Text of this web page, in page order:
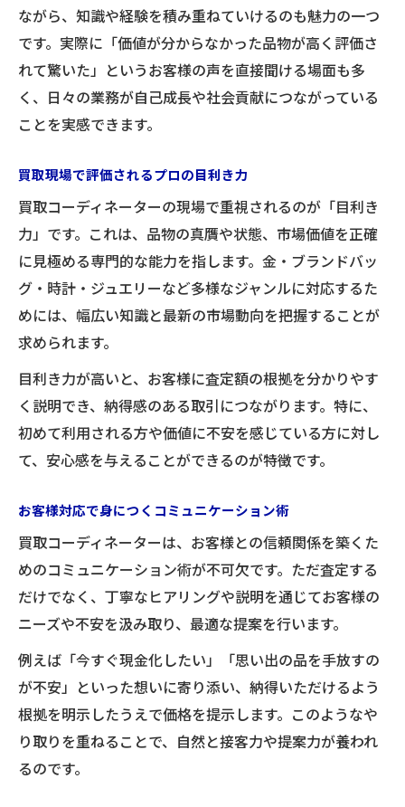
ながら、知識や経験を積み重ねていけるのも魅力の一つ
です。実際に「価値が分からなかった品物が高く評価さ
れて驚いた」というお客様の声を直接聞ける場面も多
く、日々の業務が自己成長や社会貢献につながっている
ことを実感できます。
買取現場で評価されるプロの目利き力
買取コーディネーターの現場で重視されるのが「目利き
力」です。これは、品物の真贋や状態、市場価値を正確
に見極める専門的な能力を指します。金・ブランドバッ
グ・時計・ジュエリーなど多様なジャンルに対応するた
めには、幅広い知識と最新の市場動向を把握することが
求められます。
目利き力が高いと、お客様に査定額の根拠を分かりやす
く説明でき、納得感のある取引につながります。特に、
初めて利用される方や価値に不安を感じている方に対し
て、安心感を与えることができるのが特徴です。
お客様対応で身につくコミュニケーション術
買取コーディネーターは、お客様との信頼関係を築くた
めのコミュニケーション術が不可欠です。ただ査定する
だけでなく、丁寧なヒアリングや説明を通じてお客様の
ニーズや不安を汲み取り、最適な提案を行います。
例えば「今すぐ現金化したい」「思い出の品を手放すの
が不安」といった想いに寄り添い、納得いただけるよう
根拠を明示したうえで価格を提示します。このようなや
り取りを重ねることで、自然と接客力や提案力が養われ
るのです。